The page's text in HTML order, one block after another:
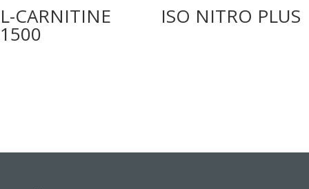
L-CARNITINE
1500
ISO NITRO PLUS